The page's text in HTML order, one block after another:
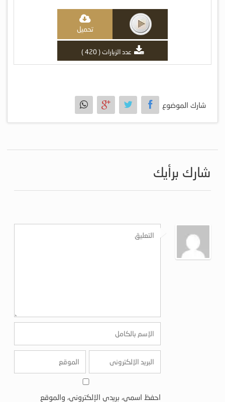
تحميل
عدد الزيارات ( 420 )
شارك الموضوع
شارك برأيك
احفظ اسمي، بريدي الإلكتروني، والموقع